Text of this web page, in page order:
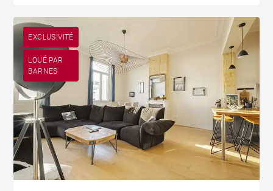
EXCLUSIVITÉ
LOUÉ PAR
BARNES